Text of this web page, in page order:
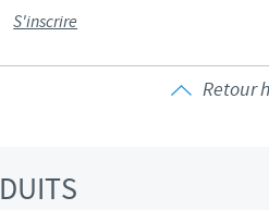
S'inscrire
Retour